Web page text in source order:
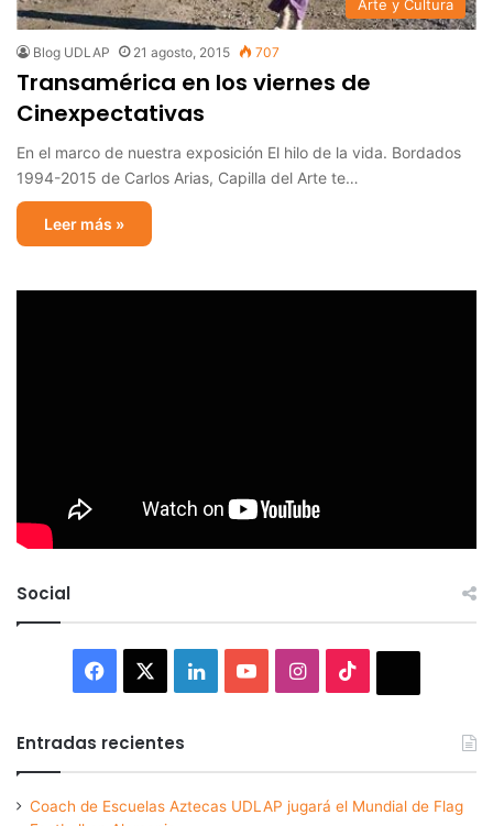
Arte y Cultura
Blog UDLAP 21 agosto, 2015 707
Transamérica en los viernes de
Cinexpectativas
En el marco de nuestra exposición El hilo de la vida. Bordados
1994-2015 de Carlos Arias, Capilla del Arte te…
Leer más »
Social
Facebook LinkedInYouTubeInstagram
Entradas recientes
Coach de Escuelas Aztecas UDLAP jugará el Mundial de Flag